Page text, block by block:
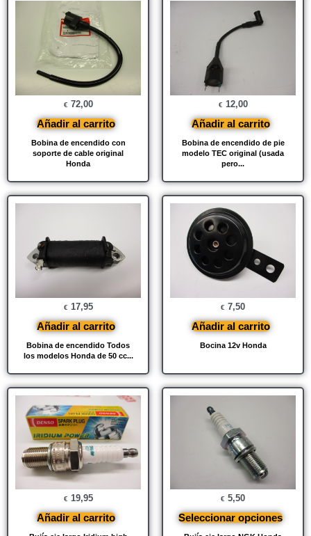
Bobina de encendido con
soporte de cable original
Honda
€ 72,00
Añadir al carrito
Bobina de encendido de pie
modelo TEC original (usada
pero...
€ 12,00
Añadir al carrito
Bobina de encendido Todos
los modelos Honda de 50 cc...
€ 17,95
Añadir al carrito
Bocina 12v Honda
€ 7,50
Añadir al carrito
€ 19,95
Añadir al carrito
€ 5,50
Seleccionar opciones